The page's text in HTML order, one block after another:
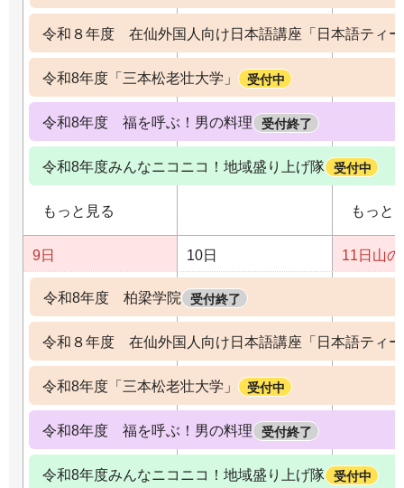
令和８年度 在仙外国人向け日本語講座「日本語ティ
令和8年度「三本松老壮大学」 受付中
令和8年度 福を呼ぶ！男の料理 受付終了
令和8年度みんなニコニコ！地域盛り上げ隊 受付中
もっと見る もっと
9日 10日 11日 山
令和8年度 柏梁学院 受付終了
令和８年度 在仙外国人向け日本語講座「日本語ティ
令和8年度「三本松老壮大学」 受付中
令和8年度 福を呼ぶ！男の料理 受付終了
令和8年度みんなニコニコ！地域盛り上げ隊 受付中